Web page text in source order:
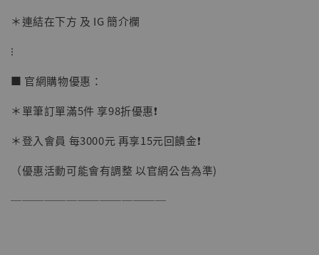
＊連結在下方 及 IG 簡介欄
⁝
■ 官網購物優惠：
＊單筆訂單滿5件 享98折優惠❗️
＊登入會員 每3000元 再享15元回饋金❗️
（優惠活動可能會有調整 以官網公告為準)
──────────────